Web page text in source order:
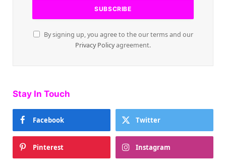
By signing up, you agree to the our terms and our
Privacy Policyagreement.
Stay In Touch
Facebook Twitter
Pinterest Instagram